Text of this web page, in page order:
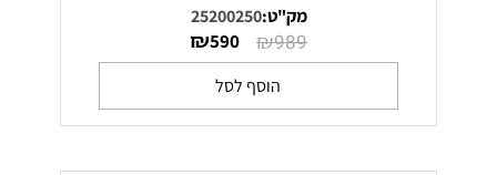
מק"ט:25200250
₪989
₪590
הוסף לסל